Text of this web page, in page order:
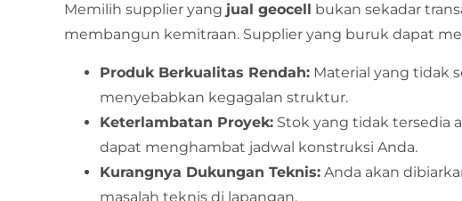
Memilih supplier yang jual geocell
bukan sekadar
membangun kemitraan. Supplier yang buruk dapat
Produk Berkualitas Rendah: Material yang tidak
menyebabkan kegagalan struktur.
Keterlambatan Proyek: Stok yang tidak tersedia
dapat menghambat jadwal konstruksi Anda.
Kurangnya Dukungan Teknis: Anda akan
masalah teknis di lapangan.